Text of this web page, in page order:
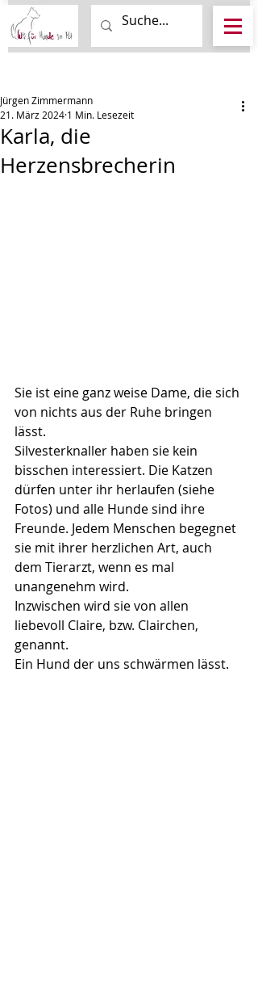
Karla, die
Herzensbrecherin
Jürgen Zimmermann
21. März 2024 1 Min. Lesezeit
Sie ist eine ganz weise Dame, die sich
von nichts aus der Ruhe bringen
lässt.
Silvesterknaller haben sie kein
bisschen interessiert. Die Katzen
dürfen unter ihr herlaufen (siehe
Fotos) und alle Hunde sind ihre
Freunde. Jedem Menschen begegnet
sie mit ihrer herzlichen Art, auch
dem Tierarzt, wenn es mal
unangenehm wird.
Inzwischen wird sie von allen
liebevoll Claire, bzw. Clairchen,
genannt.
Ein Hund der uns schwärmen lässt.